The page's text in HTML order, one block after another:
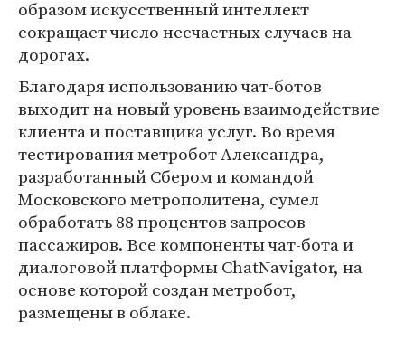
образом искусственный интеллект
сокращает число несчастных случаев на
дорогах.
Благодаря использованию чат-ботов
выходит на новый уровень взаимодействие
клиента и поставщика услуг. Во время
тестирования метробот Александра,
разработанный Сбером и командой
Московского метрополитена, сумел
обработать 88 процентов запросов
пассажиров. Все компоненты чат-бота и
диалоговой платформы ChatNavigator, на
основе которой создан метробот,
размещены в облаке.